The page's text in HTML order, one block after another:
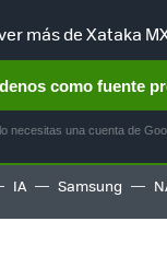
HOME
IA Samsung
más de Xataka
como fuente
necesitas una cuenta de